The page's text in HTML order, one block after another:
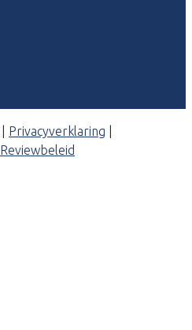
Privacyverklaring
Reviewbeleid